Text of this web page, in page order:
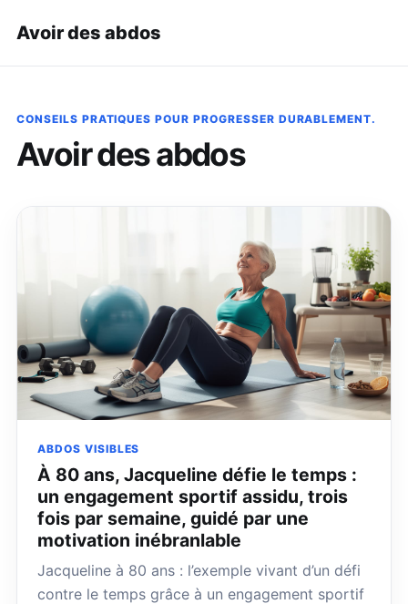
Avoir des abdos
CONSEILS PRATIQUES POUR PROGRESSER DURABLEMENT.
Avoir des abdos
ABDOS VISIBLES
À 80 ans, Jacqueline défie le temps :
un engagement sportif assidu, trois
fois par semaine, guidé par une
motivation inébranlable
Jacqueline à 80 ans : l’exemple vivant d’un défi
contre le temps grâce à un engagement sportif